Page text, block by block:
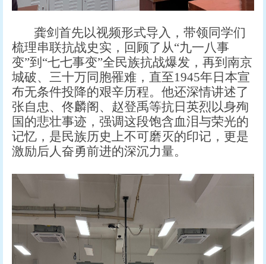
龚剑首先以视频形式导入，带领同学们
梳理串联抗战史实，回顾了从“九一八事
变”到“七七事变”全民族抗战爆发，再到南京
城破、三十万同胞罹难，直至1945年日本宣
布无条件投降的艰辛历程。他还深情讲述了
张自忠、佟麟阁、赵登禹等抗日英烈以身殉
国的悲壮事迹，强调这段饱含血泪与荣光的
记忆，是民族历史上不可磨灭的印记，更是
激励后人奋勇前进的深沉力量。